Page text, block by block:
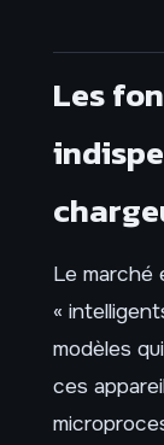
Les
Le marché
«
modèles
ces